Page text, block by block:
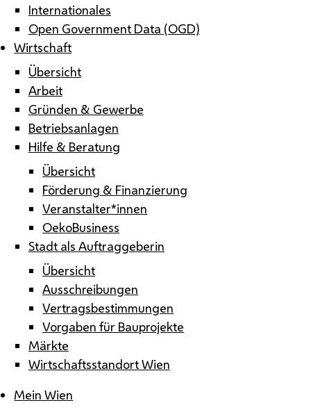
Internationales
Open Government Data (OGD)
Wirtschaft
Übersicht
Arbeit
Gründen & Gewerbe
Betriebsanlagen
Hilfe & Beratung
Übersicht
Förderung & Finanzierung
Veranstalter*innen
OekoBusiness
Stadt als Auftraggeberin
Übersicht
Ausschreibungen
Vertragsbestimmungen
Vorgaben für Bauprojekte
Märkte
Wirtschaftsstandort Wien
Mein Wien